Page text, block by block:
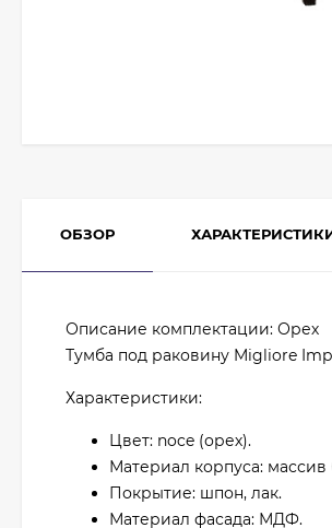
ОБЗОР
Описание комплектации: Орех
Тумба под раковину Migliore
Характеристики:
Цвет: noce (орех).
Материал корпуса:
Покрытие: шпон, лак.
Материал фасада: МДФ.